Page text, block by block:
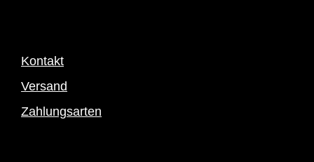
Kontakt
Versand
Zahlungsarten